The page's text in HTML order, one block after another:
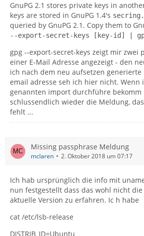
GnuPG 2.1 stores private keys in
keys are stored in GnuPG 1.4's
queried by GnuPG 2.1. Copy them to
--export-secret-keys [key-id] |
gpg --export-secret-keys zeigt mir zwei
einer E-Mail Adresse angezeigt - den
ich nach dem neu aufsetzen
email adresse seh ich hier nicht. Wenn
genannten import durchführe
schlussendlich wieder die Meldung,
fehlt ...
Missing passphrase Meldung
mclaren 2. Oktober 2018 um 07:17
Ich hab ursprünglich die info mit
nun festgestellt dass das wohl nicht
aktuelle Version zu erfahren. Ic h habe
cat /etc/lsb-release
DISTRIB_ID=Ubuntu